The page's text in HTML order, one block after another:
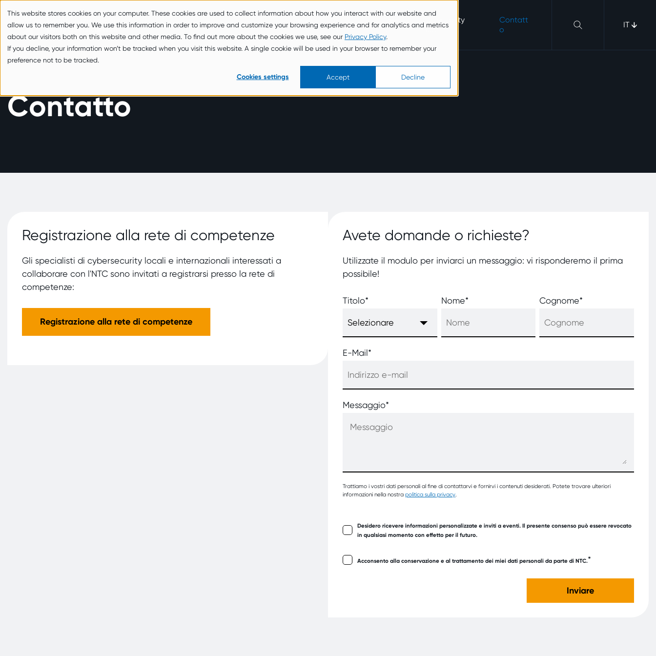
This website stores cookies on your computer. These cookies are used to collect information about how you interact with our website and
allow us to remember you. We use this information in order to improve and customize your browsing experience and for analytics and metrics
about our visitors both on this website and other media. To find out more about the cookies we use, see our Privacy Policy.
If you decline, your information won’t be tracked when you visit this website. A single cookie will be used in your browser to remember your
preference not to be tracked.
Cookies settings Accept Decline
IT
i
Noi
New
s
Vulnerability
Hub
Contatt
o
Contatto
Registrazione alla rete di competenze
Gli specialisti di cybersecurity locali e internazionali interessati a
collaborare con l'NTC sono invitati a registrarsi presso la rete di
competenze:
Registrazione alla rete di competenze
Avete domande o richieste?
Utilizzate il modulo per inviarci un messaggio: vi risponderemo il prima
possibile!
Titolo* Nome* Cognome*
E-Mail*
Messaggio*
Trattiamo i vostri dati personali al fine di contattarvi e fornirvi i contenuti desiderati. Potete trovare ulteriori
informazioni nella nostra politica sulla privacy.
Desidero ricevere informazioni personalizzate e inviti a eventi. Il presente consenso può essere revocato
in qualsiasi momento con effetto per il futuro.
Acconsento alla conservazione e al trattamento dei miei dati personali da parte di NTC.*